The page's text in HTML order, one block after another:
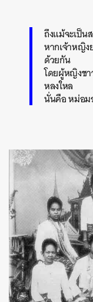
ถึงแม้จะเป็น
หากเจ้าหญิ
ด้วยกัน
โดยผู้หญิงช
หลงใหล
นั่นคือ หม่อม